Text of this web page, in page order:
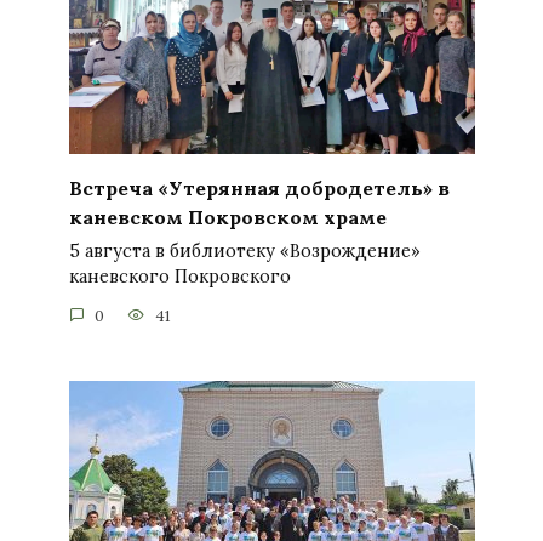
Встреча «Утерянная добродетель» в
каневском Покровском храме
5 августа в библиотеку «Возрождение»
каневского Покровского
0 41